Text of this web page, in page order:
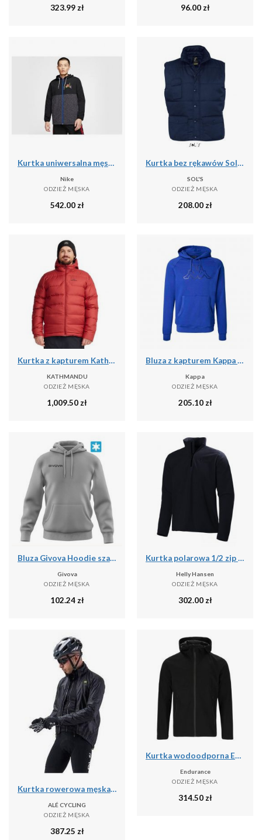
323.99 zł 96.00 zł
Kurtka uniwersalna męska Nike Air Jordan Classics
Nike
ODZIEŻ MĘSKA
542.00 zł
Kurtka bez rękawów Sol's Equinox Pro
SOL'S
ODZIEŻ MĘSKA
208.00 zł
Kurtka z kapturem Kathmandu Epiq V2
KATHMANDU
ODZIEŻ MĘSKA
1,009.50 zł
Bluza z kapturem Kappa Zaiver
Kappa
ODZIEŻ MĘSKA
205.10 zł
Bluza Givova Hoodie szara - polar 70% bawełna 30% poliester
Givova
ODZIEŻ MĘSKA
102.24 zł
Kurtka polarowa 1/2 zip Helly Hansen daybreaker
Helly Hansen
ODZIEŻ MĘSKA
302.00 zł
Kurtka rowerowa męska Alé Cycling Klimatik Guscio Light Pack
ALÉ CYCLING
ODZIEŻ MĘSKA
387.25 zł
Kurtka wodoodporna Endurance Komint
Endurance
ODZIEŻ MĘSKA
314.50 zł